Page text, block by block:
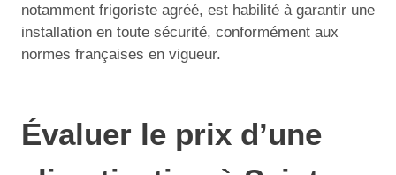
notamment frigoriste agréé, est habilité à garantir une
installation en toute sécurité, conformément aux
normes françaises en vigueur.
Évaluer le prix d’une